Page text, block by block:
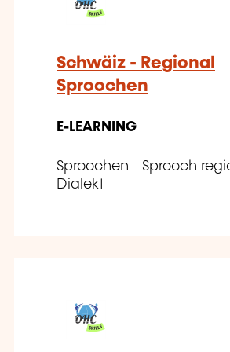
Schwäiz - Regional
Sproochen
E-LEARNING
Sproochen - Sprooch
Dialekt